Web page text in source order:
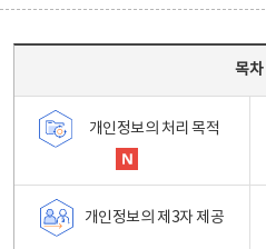
목차
개인정보의 처리 목적
개인정보의 제3자 제공